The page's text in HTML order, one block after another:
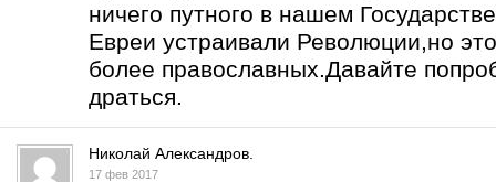
ничего путного в нашем
Евреи устраивали Революции,но
более православных.Давайте
драться.
Николай Александров.
17 фев 2017